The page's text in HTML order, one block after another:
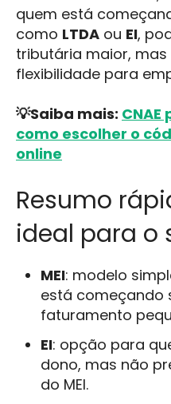
quem está
como LTDA ou EI,
tributária maior,
flexibilidade para
💡Saiba mais:
como escolher o
online
Resumo
ideal para o
MEI: modelo
está começando
faturamento
EI: opção para
dono, mas não
do MEI.